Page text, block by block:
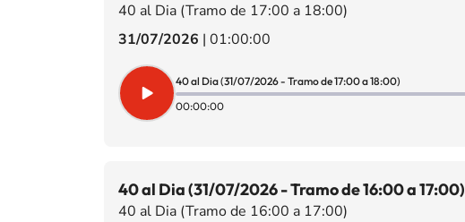
40 al Dia (Tramo de 17:00 a 18:00)
31/07/2026 | 01:00:00
40 al Dia (31/07/2026 - Tramo de 17:00 a 18:00)
00:00:00
40 al Dia (31/07/2026 - Tramo de 16:00 a 17:00)
40 al Dia (Tramo de 16:00 a 17:00)